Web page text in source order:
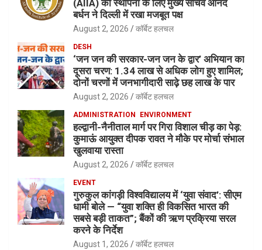
(AIIA) की स्थापना के लिए मुख्य सचिव आनंद
बर्धन ने दिल्ली में रखा मजबूत पक्ष
August 2, 2026 कॉर्बेट हलचल
DESH
‘जन जन की सरकार-जन जन के द्वार’ अभियान का
दूसरा चरण: 1.34 लाख से अधिक लोग हुए शामिल;
दोनों चरणों में जनभागीदारी साढ़े छह लाख के पार
August 2, 2026 कॉर्बेट हलचल
ADMINISTRATION ENVIRONMENT
हल्द्वानी-नैनीताल मार्ग पर गिरा विशाल चीड़ का पेड़:
कुमाऊं आयुक्त दीपक रावत ने मौके पर मोर्चा संभाल
खुलवाया रास्ता
August 2, 2026 कॉर्बेट हलचल
EVENT
गुरुकुल कांगड़ी विश्वविद्यालय में ‘युवा संवाद’: सीएम
धामी बोले — “युवा शक्ति ही विकसित भारत की
सबसे बड़ी ताकत”; बैंकों की ऋण प्रक्रिया सरल
करने के निर्देश
August 1, 2026 कॉर्बेट हलचल